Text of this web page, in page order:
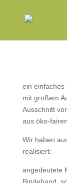
ein einfaches
mit großem
Ausschnitt
aus öko-
Wir haben
realisiert:
angedeutete